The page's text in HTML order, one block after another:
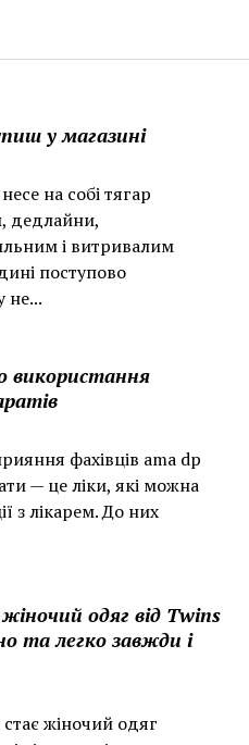
у магазині
на собі тягар
дедлайни,
і витривалим
поступово
не...
використання
фахівців ama dp
— це ліки, які можна
з лікарем. До них
одяг від Twins
та легко завжди і
жіночий одяг